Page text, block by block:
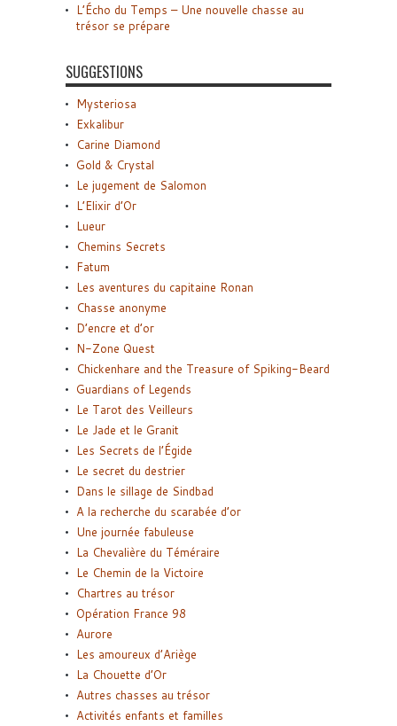
L’Écho du Temps – Une nouvelle chasse au
trésor se prépare
SUGGESTIONS
Mysteriosa
Exkalibur
Carine Diamond
Gold & Crystal
Le jugement de Salomon
L’Elixir d’Or
Lueur
Chemins Secrets
Fatum
Les aventures du capitaine Ronan
Chasse anonyme
D’encre et d’or
N-Zone Quest
Chickenhare and the Treasure of Spiking-Beard
Guardians of Legends
Le Tarot des Veilleurs
Le Jade et le Granit
Les Secrets de l’Égide
Le secret du destrier
Dans le sillage de Sindbad
A la recherche du scarabée d’or
Une journée fabuleuse
La Chevalière du Téméraire
Le Chemin de la Victoire
Chartres au trésor
Opération France 98
Aurore
Les amoureux d’Ariège
La Chouette d’Or
Autres chasses au trésor
Activités enfants et familles